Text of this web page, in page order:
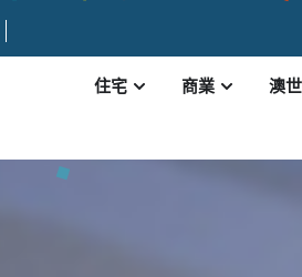
住宅 商業 澳